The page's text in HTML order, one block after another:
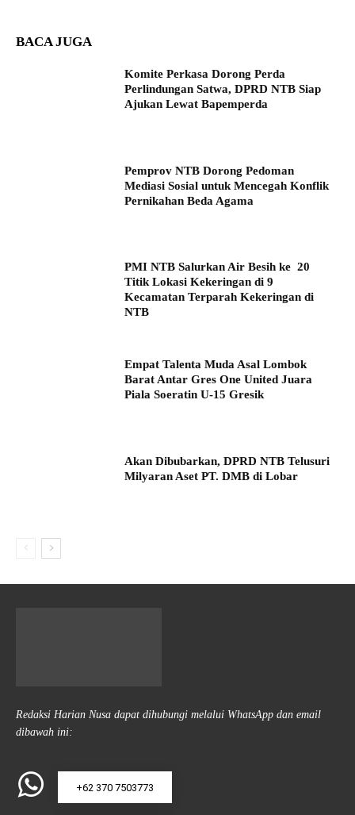
BACA JUGA
Komite Perkasa Dorong Perda
Perlindungan Satwa, DPRD NTB Siap
Ajukan Lewat Bapemperda
Pemprov NTB Dorong Pedoman
Mediasi Sosial untuk Mencegah Konflik
Pernikahan Beda Agama
PMI NTB Salurkan Air Besih ke 20
Titik Lokasi Kekeringan di 9
Kecamatan Terparah Kekeringan di
NTB
Empat Talenta Muda Asal Lombok
Barat Antar Gres One United Juara
Piala Soeratin U-15 Gresik
Akan Dibubarkan, DPRD NTB Telusuri
Milyaran Aset PT. DMB di Lobar
Redaksi Harian Nusa dapat dihubungi melalui WhatsApp dan email
dibawah ini:
+62 370 7503773